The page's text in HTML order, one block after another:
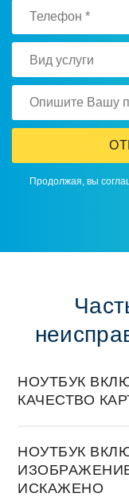
Вид услуги
Продолжая, вы
НОУТБУК
КАЧЕСТВО
НОУТБУК
ИСКАЖЕНО